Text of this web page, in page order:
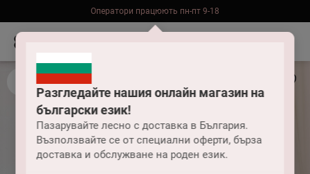
Разгледайте нашия онлайн магазин на
български език!
Пазарувайте лесно с доставка в България.
Възползвайте се от специални оферти, бърза
доставка и обслужване на роден език.
Оператори працюють пн-пт 9-18
Безкоштовна доставка до складу НП замовлень від 2000 грн